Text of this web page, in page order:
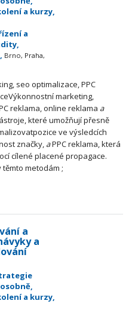
a kurzy,
a
Brno, Praha,
seo optimalizace, PPC
marketing,
reklama, online reklama a
které umožňují přesně
ve výsledcích
značky, aPPC reklama, která
cílené placené propagace.
metodám ;
a
a
a kurzy,